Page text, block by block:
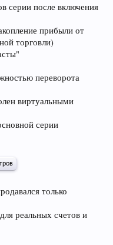
серии после включения
прибыли от
торговли)
переворота
виртуальными
серии
только
реальных счетов и